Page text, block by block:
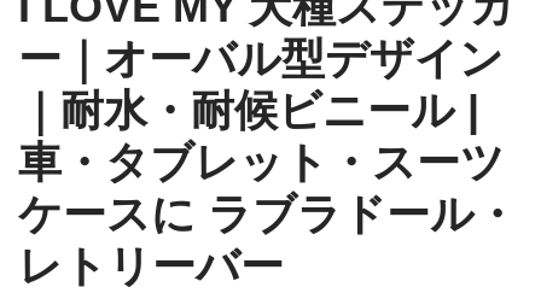
ー｜オーバル型デザイン
｜耐水・耐候ビニール |
車・タブレット・スーツ
ケースに ラブラドール・
レトリーバー